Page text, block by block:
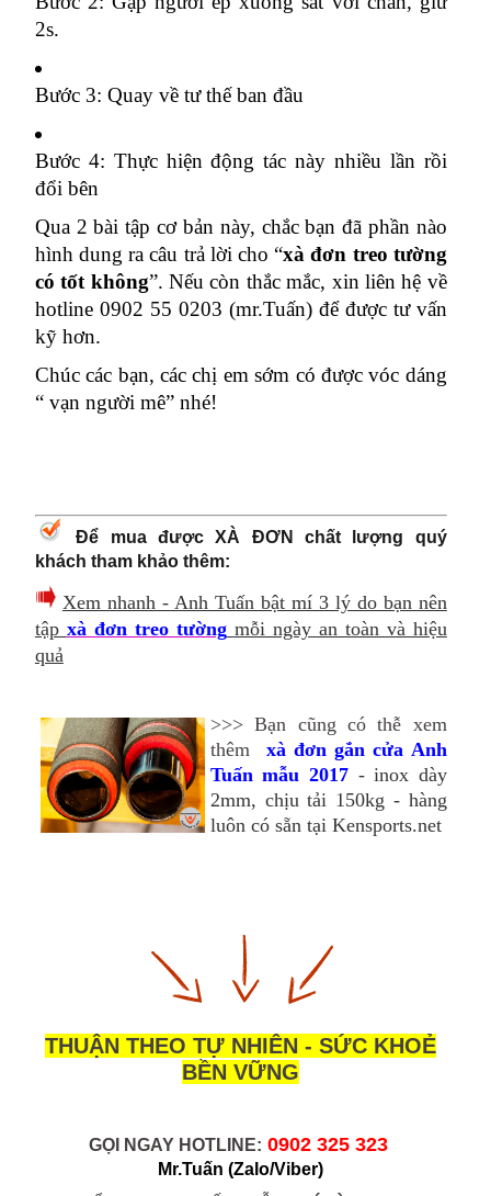
2s.
Bước 3: Quay về tư thế ban đầu
Bước 4: Thực hiện động tác này nhiều lần rồi
đổi bên
Qua 2 bài tập cơ bản này, chắc bạn đã phần nào
hình dung ra câu trả lời cho “xà đơn treo tường
có tốt không”. Nếu còn thắc mắc, xin liên hệ về
hotline 0902 55 0203 (mr.Tuấn) để được tư vấn
kỹ hơn.
Chúc các bạn, các chị em sớm có được vóc dáng
“ vạn người mê” nhé!
Để mua được XÀ ĐƠN chất lượng quý
khách tham khảo thêm:
Xem nhanh - Anh Tuấn bật mí 3 lý do bạn nên
tập xà đơn treo tường mỗi ngày an toàn và hiệu
quả
>>> Bạn cũng có thễ xem
thêm
xà đơn gắn cửa Anh
Tuấn mẫu 2017 - inox dày
2mm, chịu tải 150kg - hàng
luôn có sẵn tại Kensports.net
THUẬN THEO TỰ NHIÊN - SỨC KHOẺ
BỀN VỮNG
GỌI NGAY HOTLINE: 0902 325 323
Mr.Tuấn (Zalo/Viber)